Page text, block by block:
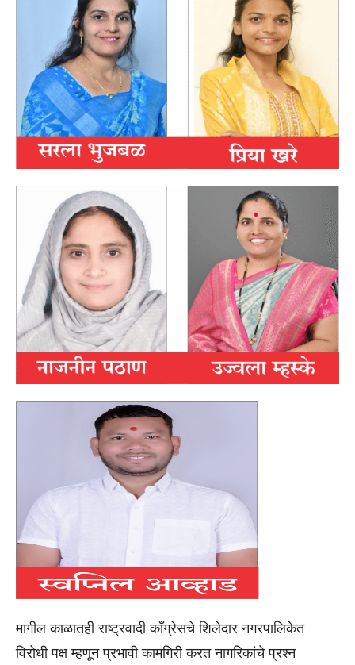
मागील काळातही राष्ट्रवादी काँग्रेसचे शिलेदार नगरपालिकेत
विरोधी पक्ष म्हणून प्रभावी कामगिरी करत नागरिकांचे प्रश्न